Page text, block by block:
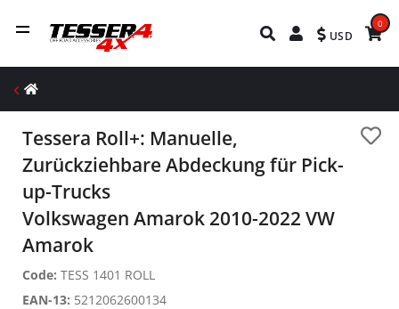
USD
0
Tessera Roll+: Manuelle,
Zurückziehbare Abdeckung für Pick-
up-Trucks
Volkswagen Amarok 2010-2022 VW
Amarok
Code: TESS 1401 ROLL
EAN-13: 5212062600134